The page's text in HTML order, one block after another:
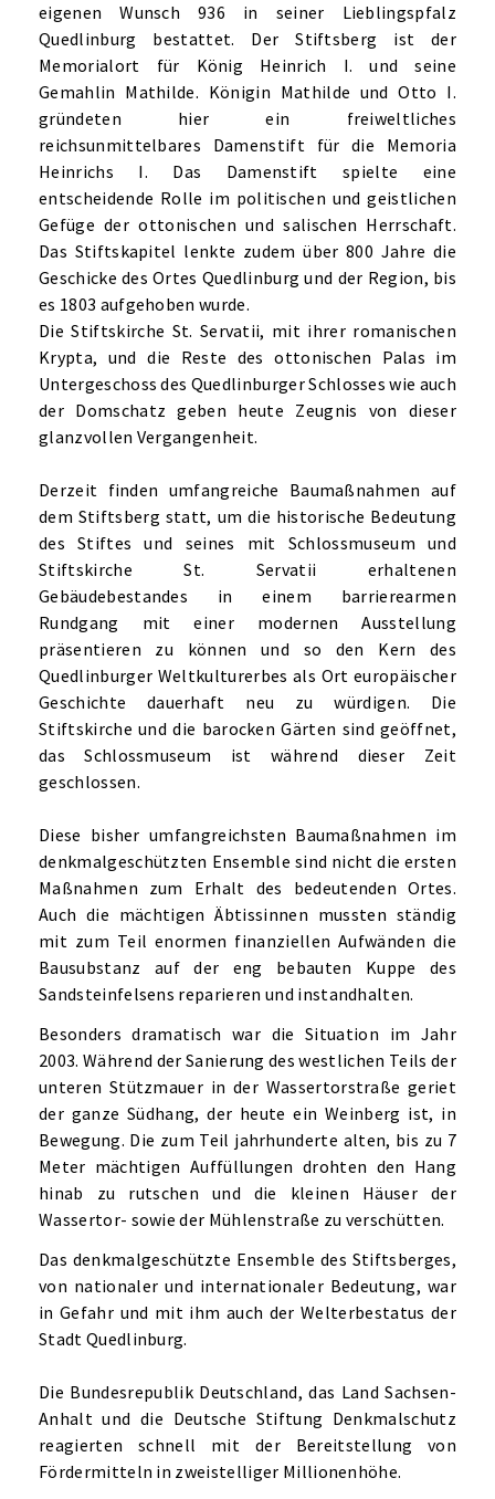
eigenen Wunsch 936 in seiner Lieblingspfalz
Quedlinburg bestattet. Der Stiftsberg ist der
Memorialort für König Heinrich I. und seine
Gemahlin Mathilde. Königin Mathilde und Otto I.
gründeten hier ein freiweltliches
reichsunmittelbares Damenstift für die Memoria
Heinrichs I. Das Damenstift spielte eine
entscheidende Rolle im politischen und geistlichen
Gefüge der ottonischen und salischen Herrschaft.
Das Stiftskapitel lenkte zudem über 800 Jahre die
Geschicke des Ortes Quedlinburg und der Region, bis
es 1803 aufgehoben wurde.
Die Stiftskirche St. Servatii, mit ihrer romanischen
Krypta, und die Reste des ottonischen Palas im
Untergeschoss des Quedlinburger Schlosses wie auch
der Domschatz geben heute Zeugnis von dieser
glanzvollen Vergangenheit.
Derzeit finden umfangreiche Baumaßnahmen auf
dem Stiftsberg statt, um die historische Bedeutung
des Stiftes und seines mit Schlossmuseum und
Stiftskirche St. Servatii erhaltenen
Gebäudebestandes in einem barrierearmen
Rundgang mit einer modernen Ausstellung
präsentieren zu können und so den Kern des
Quedlinburger Weltkulturerbes als Ort europäischer
Geschichte dauerhaft neu zu würdigen. Die
Stiftskirche und die barocken Gärten sind geöffnet,
das Schlossmuseum ist während dieser Zeit
geschlossen.
Diese bisher umfangreichsten Baumaßnahmen im
denkmalgeschützten Ensemble sind nicht die ersten
Maßnahmen zum Erhalt des bedeutenden Ortes.
Auch die mächtigen Äbtissinnen mussten ständig
mit zum Teil enormen finanziellen Aufwänden die
Bausubstanz auf der eng bebauten Kuppe des
Sandsteinfelsens reparieren und instandhalten.
Besonders dramatisch war die Situation im Jahr
2003. Während der Sanierung des westlichen Teils der
unteren Stützmauer in der Wassertorstraße geriet
der ganze Südhang, der heute ein Weinberg ist, in
Bewegung. Die zum Teil jahrhunderte alten, bis zu 7
Meter mächtigen Auffüllungen drohten den Hang
hinab zu rutschen und die kleinen Häuser der
Wassertor- sowie der Mühlenstraße zu verschütten.
Das denkmalgeschützte Ensemble des Stiftsberges,
von nationaler und internationaler Bedeutung, war
in Gefahr und mit ihm auch der Welterbestatus der
Stadt Quedlinburg.
Die Bundesrepublik Deutschland, das Land Sachsen-
Anhalt und die Deutsche Stiftung Denkmalschutz
reagierten schnell mit der Bereitstellung von
Fördermitteln in zweistelliger Millionenhöhe.